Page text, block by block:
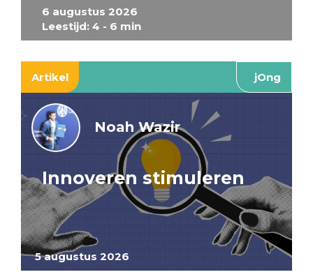
6 augustus 2026
Leestijd: 4 - 6 min
Artikel jOng
5 augustus 2026
Noah Wazir
Innoveren stimuleren